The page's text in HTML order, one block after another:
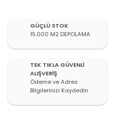
GÜÇLÜ STOK
15.000 M2 DEPOLAMA
TEK TIKLA GÜVENLİ
ALIŞVERİŞ
Ödeme ve Adres
Bilgilerinizi Kaydedin